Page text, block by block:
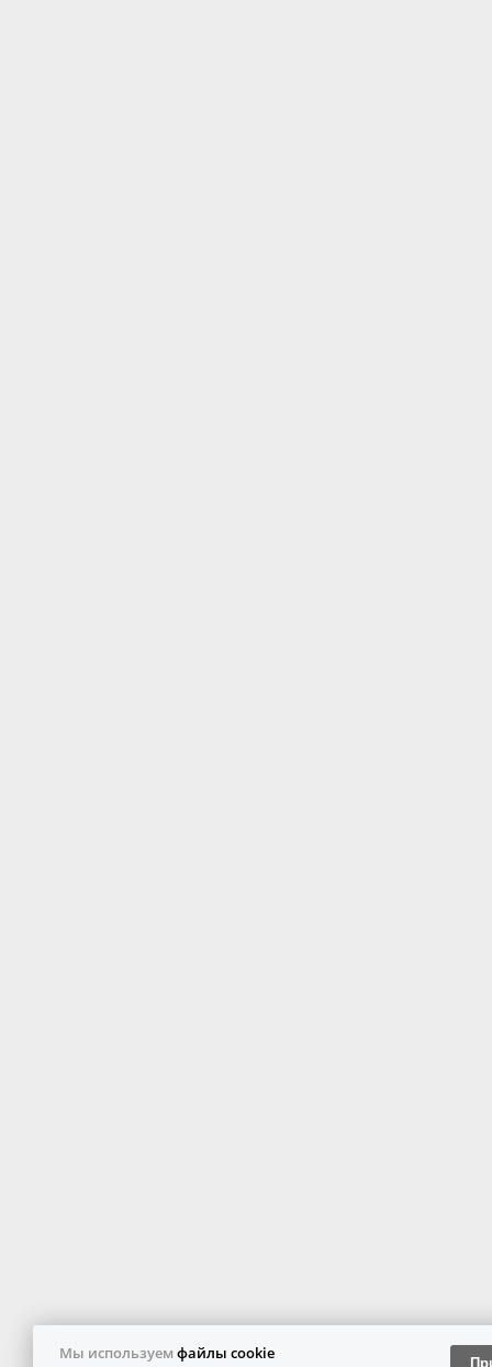
Мы используем файлы cookie